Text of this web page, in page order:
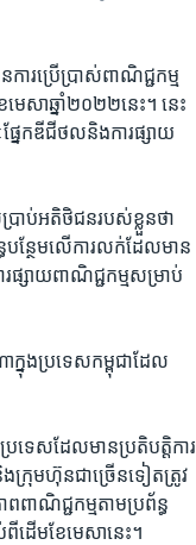
ារ​ប្រើប្រាស់​ពាណិជ្ជកម្ម​
េសា​ឆ្នាំ​២០២២​នេះ។​ នេះ​
នែក​ឌីជីថល​និង​ការ​ផ្សាយ​
រាប់​អតិថិជន​របស់​ខ្លួន​ថា​
បន្ថែម​លើ​ការ​លក់​ដែល​មាន​
ផ្សាយ​ពាណិជ្ជ​កម្ម​សម្រាប់​
នុង​ប្រទេស​កម្ពុជា​ដែល​
ទេស​ដែល​មាន​ប្រតិបត្តិ​ការ​
ក្រុមហ៊ុន​ជា​ច្រើន​ទៀត​ត្រូវ​
ពាណិជ្ជ​កម្ម​តាម​ប្រព័ន្ធ​
ពី​ដើម​ខែ​មេសា​នេះ។​